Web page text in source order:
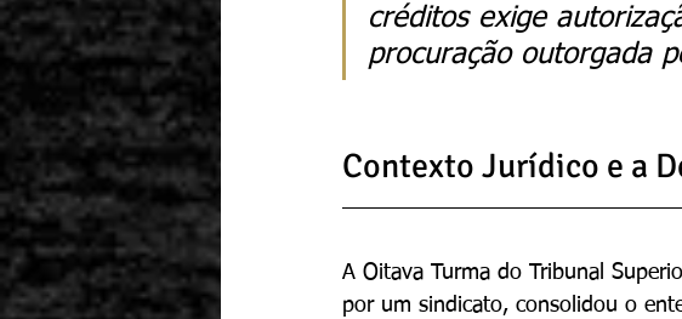
créditos exige
procuração outorgada
Contexto Jurídico e a
A Oitava Turma do Tribunal
por um sindicato, consolidou o